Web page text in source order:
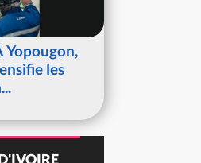
Yopougon,
les